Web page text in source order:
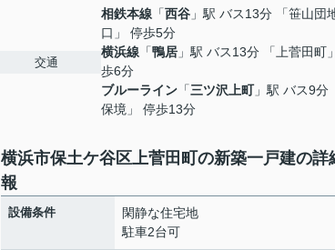
交通
相鉄本線 「西谷 」駅 バス13分 「笹山団
口」 停歩5分
横浜線 「鴨居 」駅 バス13分 「上菅田町
歩6分
ブルーライン 「三ツ沢上町」駅 バス9分
保境」 停歩13分
横浜市保土ケ谷区上菅田町の新築一戸建の詳
報
設備条件
閑静な住宅地
駐車2台可